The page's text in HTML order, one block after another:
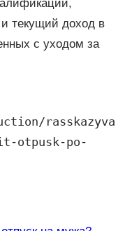
и текущий доход в
с уходом за
rasskazyva
otpusk-po-